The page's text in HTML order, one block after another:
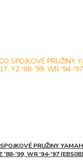
PRUŽINY
'88-'99, WR '94-'97